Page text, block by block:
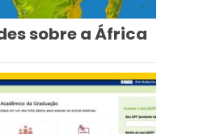
sobre a África